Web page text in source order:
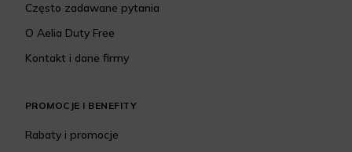
Często zadawane pytania
O Aelia Duty Free
Kontakt i dane firmy
PROMOCJE I BENEFITY
Rabaty i promocje